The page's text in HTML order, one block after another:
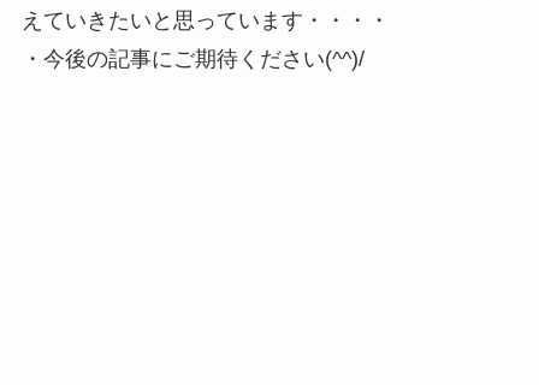
えていきたいと思っています・・・・
・今後の記事にご期待ください(^^)/